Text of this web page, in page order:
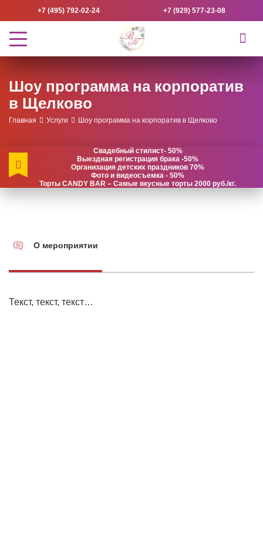
+7 (495) 792-02-24 +7 (929) 577-23-08
Шоу программа на корпоратив
в Щелково
Главная Услуги Шоу программа на корпоратив в Щелково
Свадебный стилист- 50%
Выездная регистрация брака -50%
Организация детских праздников 70%
Фото и видеосъемка - 50%
Торты CANDY BAR – Самые вкусные торты 2000 руб./кг.
О мероприятии
Текст, текст, текст…